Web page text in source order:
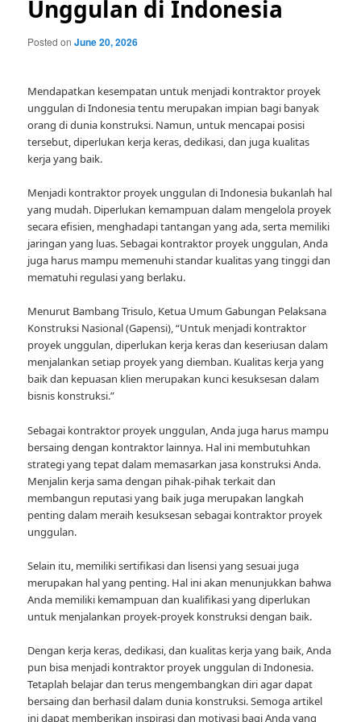
Unggulan di Indonesia
Posted onJune 20, 2026
Mendapatkan kesempatan untuk menjadi kontraktor proyek
unggulan di Indonesia tentu merupakan impian bagi banyak
orang di dunia konstruksi. Namun, untuk mencapai posisi
tersebut, diperlukan kerja keras, dedikasi, dan juga kualitas
kerja yang baik.
Menjadi kontraktor proyek unggulan di Indonesia bukanlah hal
yang mudah. Diperlukan kemampuan dalam mengelola proyek
secara efisien, menghadapi tantangan yang ada, serta memiliki
jaringan yang luas. Sebagai kontraktor proyek unggulan, Anda
juga harus mampu memenuhi standar kualitas yang tinggi dan
mematuhi regulasi yang berlaku.
Menurut Bambang Trisulo, Ketua Umum Gabungan Pelaksana
Konstruksi Nasional (Gapensi), “Untuk menjadi kontraktor
proyek unggulan, diperlukan kerja keras dan keseriusan dalam
menjalankan setiap proyek yang diemban. Kualitas kerja yang
baik dan kepuasan klien merupakan kunci kesuksesan dalam
bisnis konstruksi.”
Sebagai kontraktor proyek unggulan, Anda juga harus mampu
bersaing dengan kontraktor lainnya. Hal ini membutuhkan
strategi yang tepat dalam memasarkan jasa konstruksi Anda.
Menjalin kerja sama dengan pihak-pihak terkait dan
membangun reputasi yang baik juga merupakan langkah
penting dalam meraih kesuksesan sebagai kontraktor proyek
unggulan.
Selain itu, memiliki sertifikasi dan lisensi yang sesuai juga
merupakan hal yang penting. Hal ini akan menunjukkan bahwa
Anda memiliki kemampuan dan kualifikasi yang diperlukan
untuk menjalankan proyek-proyek konstruksi dengan baik.
Dengan kerja keras, dedikasi, dan kualitas kerja yang baik, Anda
pun bisa menjadi kontraktor proyek unggulan di Indonesia.
Tetaplah belajar dan terus mengembangkan diri agar dapat
bersaing dan berhasil dalam dunia konstruksi. Semoga artikel
ini dapat memberikan inspirasi dan motivasi bagi Anda yang